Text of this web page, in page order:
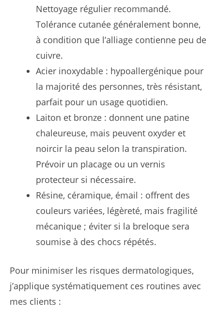
Nettoyage régulier recommandé.
Tolérance cutanée généralement bonne,
à condition que l’alliage contienne peu de
cuivre.
Acier inoxydable : hypoallergénique pour
la majorité des personnes, très résistant,
parfait pour un usage quotidien.
Laiton et bronze : donnent une patine
chaleureuse, mais peuvent oxyder et
noircir la peau selon la transpiration.
Prévoir un placage ou un vernis
protecteur si nécessaire.
Résine, céramique, émail : offrent des
couleurs variées, légèreté, mais fragilité
mécanique ; éviter si la breloque sera
soumise à des chocs répétés.
Pour minimiser les risques dermatologiques,
j’applique systématiquement ces routines avec
mes clients :